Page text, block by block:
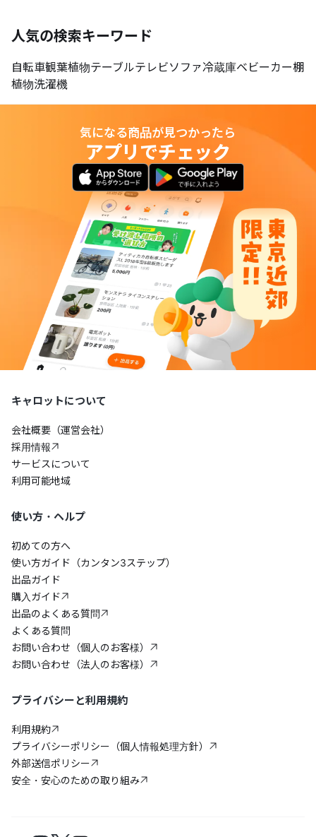
人気の検索キーワード
自転車観葉植物テーブルテレビソファ冷蔵庫ベビーカー棚
植物洗濯機
気になる商品が見つかったら
アプリでチェック
キャロットについて
会社概要（運営会社）
採用情報
サービスについて
利用可能地域
使い方・ヘルプ
初めての方へ
使い方ガイド（カンタン3ステップ）
出品ガイド
購入ガイド
出品のよくある質問
よくある質問
お問い合わせ（個人のお客様）
お問い合わせ（法人のお客様）
プライバシーと利用規約
利用規約
プライバシーポリシー（個人情報処理方針）
外部送信ポリシー
安全・安心のための取り組み